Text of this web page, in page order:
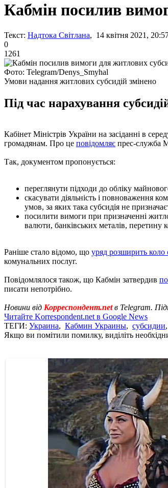
Кабмін посилив
Текст: Надтока Світлана, 14 квітня 2021,
0
1261
Фото: Telegram/Denys_Smyhal
Умови надання житлових субсидій змінено
Під час нарахування
Кабінет Міністрів України на засіданні в
громадянам. Про це повідомляє прес-служба
Так, документом пропонується:
переглянути підходи до обліку
скасувати діяльність і повноваження
умов, за яких така субсидія не
посилити вимоги при призначенні
валюти, банківських металів, перетину
Раніше стало відомо, що уряд розширить коло
комунальних послуг.
Повідомлялося також, що Кабмін затвердив
писати непотрібно.
Новини від Корреспондент.netв Telegram.
Читайте Korrespondent.net в Google News
ТЕГИ: Украина, Кабмин Украины, субсидии,
Якщо ви помітили помилку, виділіть